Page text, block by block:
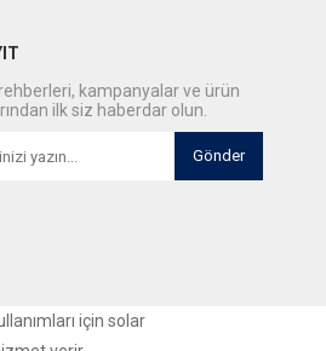
kampanyalar ve ürün
ilk siz haberdar olun.
Gönder
için solar